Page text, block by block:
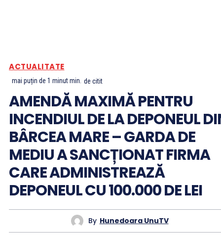
ACTUALITATE
mai puțin de 1 minutmin. de citit
AMENDĂ MAXIMĂ PENTRU
INCENDIUL DE LA DEPONEUL
BÂRCEA MARE – GARDA DE
MEDIU A SANCȚIONAT FIRMA
CARE ADMINISTREAZĂ
DEPONEUL CU 100.000 DE LEI
By Hunedoara UnuTV